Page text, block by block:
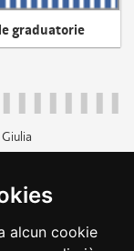
alcun cookie
graduatorie